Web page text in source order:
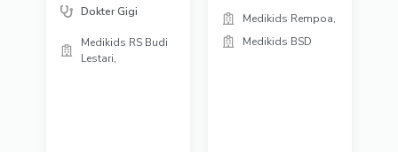
Dokter Gigi
Medikids RS Budi
Lestari,
Medikids Rempoa,
Medikids BSD